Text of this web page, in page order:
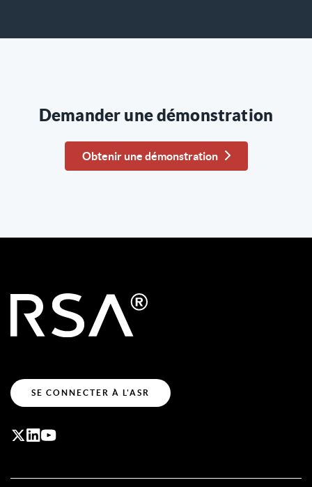
Demander une démonstration
Obtenir une démonstration
SE CONNECTER À L'ASR